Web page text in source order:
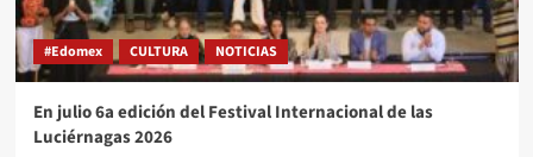
#Edomex CULTURA NOTICIAS
En julio 6a edición del Festival Internacional de las
Luciérnagas 2026